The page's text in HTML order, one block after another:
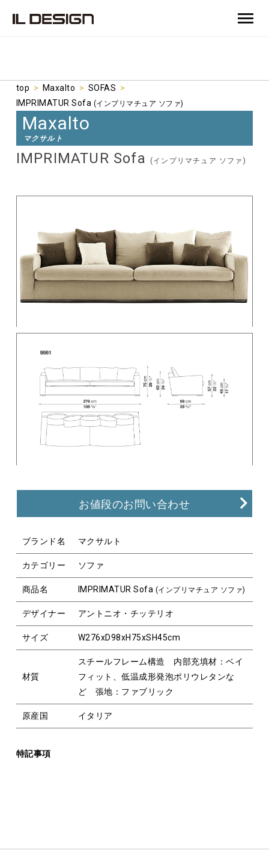
top > Maxalto > SOFAS >
IMPRIMATUR Sofa (インプリマチュア ソファ)
Maxalto
マクサルト
IMPRIMATUR Sofa (インプリマチュア ソファ)
お値段のお問い合わせ
ブランド名 マクサルト
カテゴリー ソファ
商品名 IMPRIMATUR Sofa (インプリマチュア ソファ)
デザイナー アントニオ・チッテリオ
サイズ W276xD98xH75xSH45cm
材質
スチールフレーム構造 内部充填材：ベイ
フィット、低温成形発泡ポリウレタンな
ど 張地：ファブリック
原産国 イタリア
特記事項